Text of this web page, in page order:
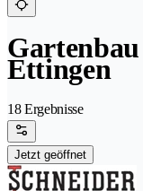
Ettingen
18 Ergebnisse
Jetzt geöffnet